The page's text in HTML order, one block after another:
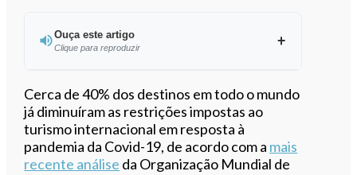
Ouça este artigo
Clique para reproduzir
Ouvir este artigo
Cerca de 40% dos destinos em todo o mundo
já diminuíram as restrições impostas ao
turismo internacional em resposta à
pandemia da Covid-19, de acordo com a mais
recente análise da Organização Mundial de